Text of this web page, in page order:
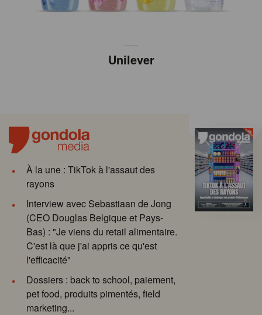
Unilever
À la une : TikTok à l'assaut des
rayons
Interview avec Sebastiaan de Jong
(CEO Douglas Belgique et Pays-
Bas) : "Je viens du retail alimentaire.
C'est là que j'ai appris ce qu'est
l'efficacité"
Dossiers : back to school, paiement,
pet food, produits pimentés, field
marketing...